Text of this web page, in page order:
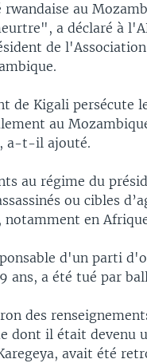
au
a déclaré à
de
de Kigali persécute
au
a-t-il ajouté.
au régime du
ou cibles
notamment en
d'un parti
ans, a été tué par
des
dont il était devenu
avait été